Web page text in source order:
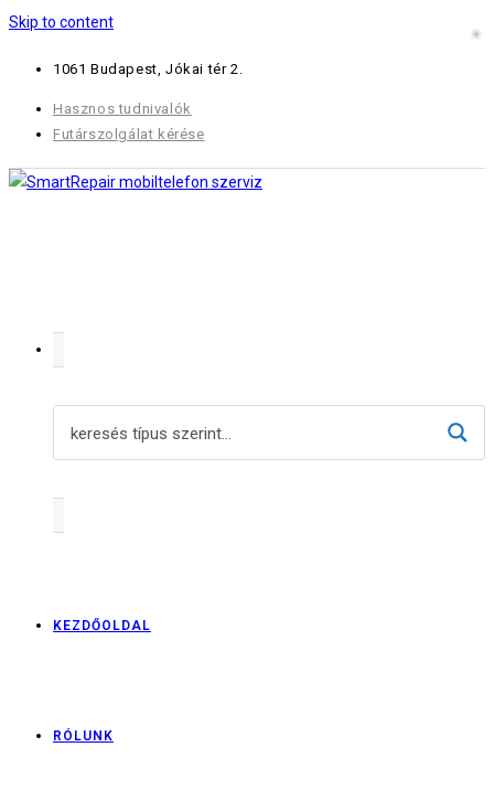
Skip to content
1061 Budapest, Jókai tér 2.
Hasznos tudnivalók
Futárszolgálat kérése
KEZDŐOLDAL
RÓLUNK